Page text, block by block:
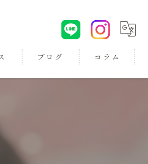
ブログ コラム